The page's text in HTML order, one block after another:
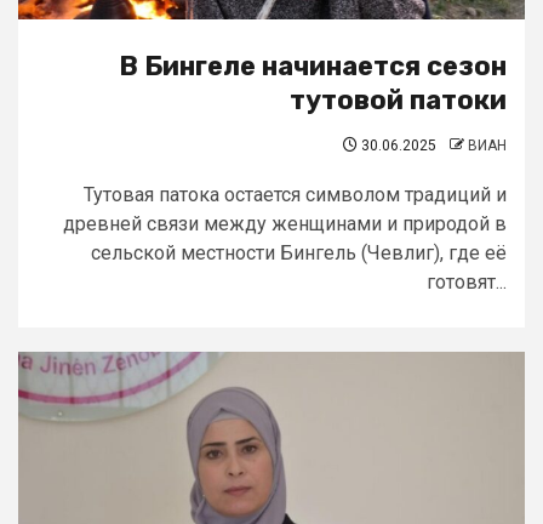
В Бингеле начинается сезон
тутовой патоки
30.06.2025 ВИАН
Тутовая патока остается символом традиций и
древней связи между женщинами и природой в
сельской местности Бингель (Чевлиг), где её
готовят...